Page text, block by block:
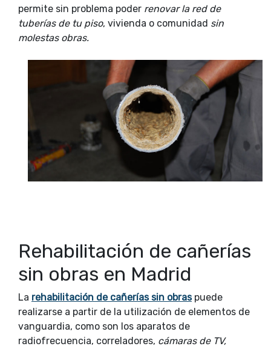
permite sin problema poder renovar la red de
tuberías de tu piso, vivienda o comunidad sin
molestas obras.
Rehabilitación de cañerías
sin obras en Madrid
La rehabilitación de cañerías sin obraspuede
realizarse a partir de la utilización de elementos de
vanguardia, como son los aparatos de
radiofrecuencia, correladores, cámaras de TV,